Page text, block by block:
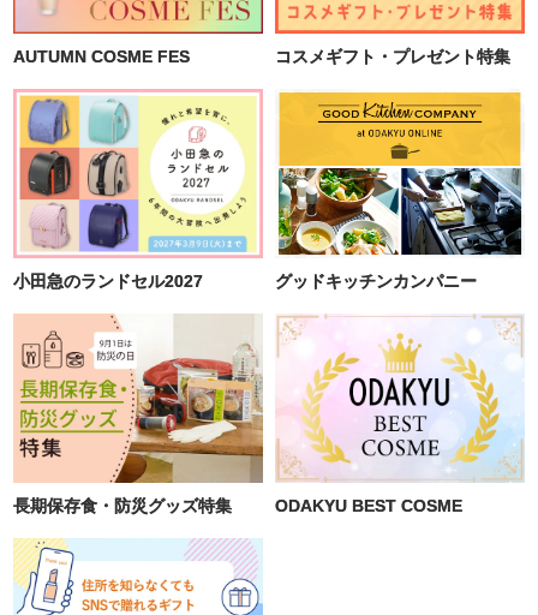
AUTUMN COSME FES コスメギフト・プレゼント特集
小田急のランドセル2027 グッドキッチンカンパニー
長期保存食・防災グッズ特集 ODAKYU BEST COSME